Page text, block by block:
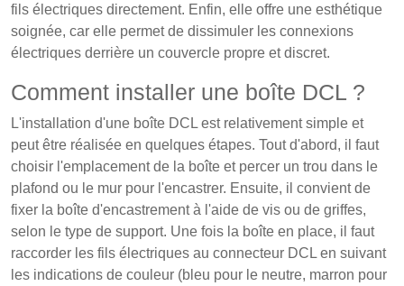
fils électriques directement. Enfin, elle offre une esthétique
soignée, car elle permet de dissimuler les connexions
électriques derrière un couvercle propre et discret.
Comment installer une boîte DCL ?
L'installation d'une boîte DCL est relativement simple et
peut être réalisée en quelques étapes. Tout d'abord, il faut
choisir l'emplacement de la boîte et percer un trou dans le
plafond ou le mur pour l'encastrer. Ensuite, il convient de
fixer la boîte d'encastrement à l'aide de vis ou de griffes,
selon le type de support. Une fois la boîte en place, il faut
raccorder les fils électriques au connecteur DCL en suivant
les indications de couleur (bleu pour le neutre, marron pour